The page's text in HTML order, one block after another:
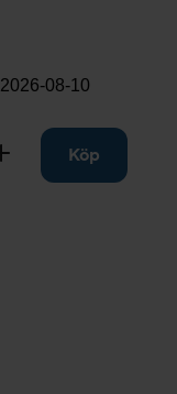
2026-08-10
Lägg tillKöp